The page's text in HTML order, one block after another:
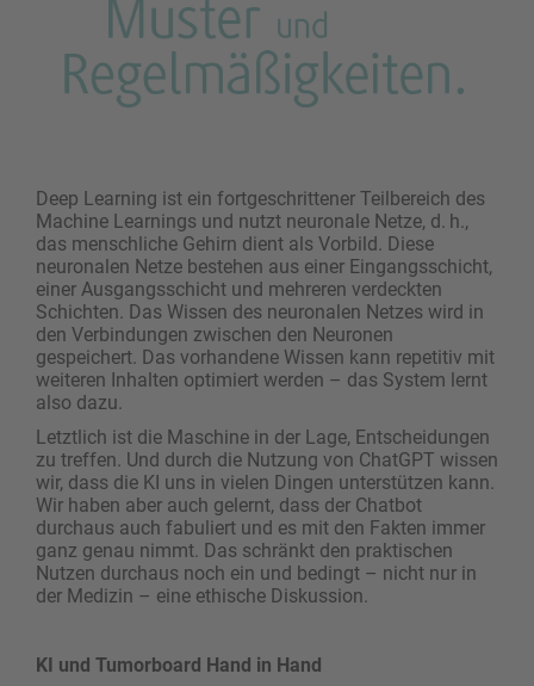
Deep Learning ist ein fortgeschrittener Teilbereich des
Machine Learnings und nutzt neuronale Netze, d. h.,
das menschliche Gehirn dient als Vorbild. Diese
neuronalen Netze bestehen aus einer Eingangsschicht,
einer Ausgangsschicht und mehreren verdeckten
Schichten. Das Wissen des neuronalen Netzes wird in
den Verbindungen zwischen den Neuronen
gespeichert. Das vorhandene Wissen kann repetitiv mit
weiteren Inhalten optimiert werden – das System lernt
also dazu.
Letztlich ist die Maschine in der Lage, Entscheidungen
zu treffen. Und durch die Nutzung von ChatGPT wissen
wir, dass die KI uns in vielen Dingen unterstützen kann.
Wir haben aber auch gelernt, dass der Chatbot
durchaus auch fabuliert und es mit den Fakten immer
ganz genau nimmt. Das schränkt den praktischen
Nutzen durchaus noch ein und bedingt – nicht nur in
der Medizin – eine ethische Diskussion.
KI und Tumorboard Hand in Hand